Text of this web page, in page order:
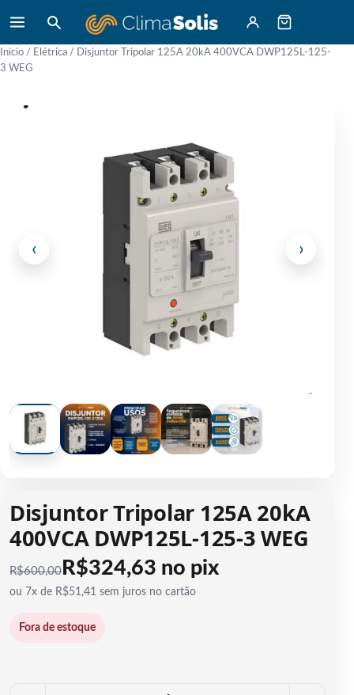
Início / Elétrica / Disjuntor Tripolar 125A 20kA 400VCA DWP125L-125-
3 WEG
1 / 5
‹ ›
Disjuntor Tripolar 125A 20kA
400VCA DWP125L-125-3 WEG
R$600,00 R$324,63 no pix
ou 7x de R$51,41 sem juros no cartão
Fora de estoque